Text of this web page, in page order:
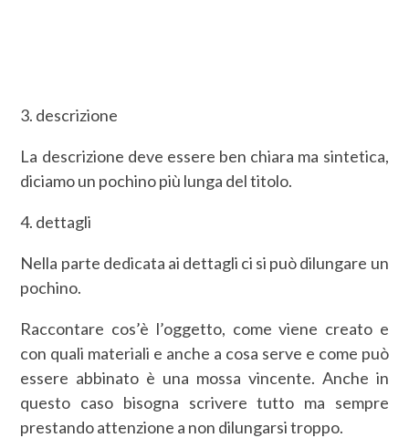
3. descrizione
La descrizione deve essere ben chiara ma sintetica,
diciamo un pochino più lunga del titolo.
4. dettagli
Nella parte dedicata ai dettagli ci si può dilungare un
pochino.
Raccontare cos’è l’oggetto, come viene creato e
con quali materiali e anche a cosa serve e come può
essere abbinato è una mossa vincente. Anche in
questo caso bisogna scrivere tutto ma sempre
prestando attenzione a non dilungarsi troppo.